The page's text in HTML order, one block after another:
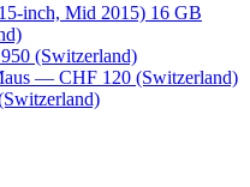
inch, Mid 2015) 16 GB
(Switzerland)
— CHF 120 (Switzerland)